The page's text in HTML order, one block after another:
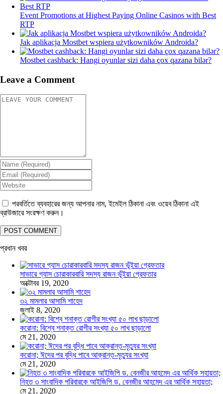
Event Promotions at Highest Paying Online Casinos with Best
RTP
Jak aplikacja Mostbet wspiera użytkowników Androida?
Mostbet cashback: Hangi oyunlar sizi daha çox qazana bilər?
Leave a Comment
পরবর্তিতে ব্যবহারের জন্য আপনার নাম, ইমেইল ঠিকানা এবং ওয়েব ঠিকানা এই
ব্রাউজারে সংরক্ষণ করুন।
প্রধান খবর
সাভারে গ্যাস চোরাকারবারি সদস্য রাজন ভূঁইয়া গ্রেফতার
অক্টোবর 19, 2020
৩২ মামলার আসামি শাহেদ
জুলাই 8, 2020
করোনা: বিশ্বে শনাক্ত রোগীর সংখ্যা ৫০ লাখ ছাড়ালো
মে 21, 2020
করোনা; ঈদের পর বৃদ্ধি পাবে আক্রান্ত-মৃত্যুর সংখ্যা
মে 21, 2020
নিহত ৩ সাংবাদিক পরিবারকে আইজিপি ড. বেনজীর আহমেদ এর আর্থিক সহায়তা;
মে 21, 2020